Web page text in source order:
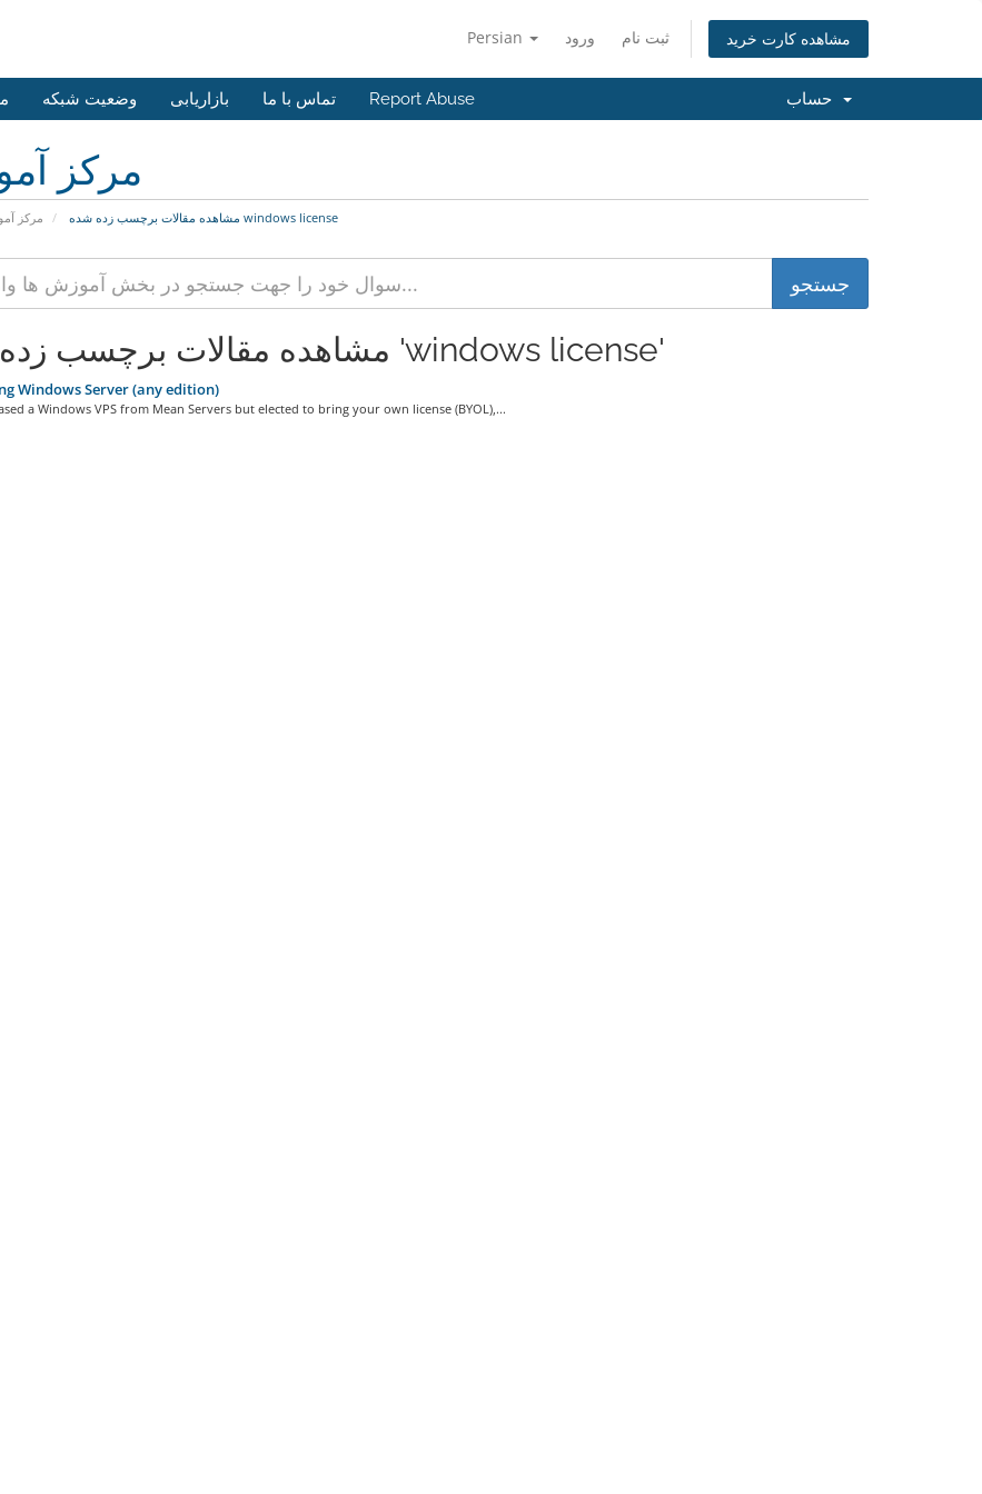
Persian ورود ثبت نام مشاهده کارت خرید
وضعیت شبکه بازاریابی تماس با ما Report Abuse
مرکز
مرکز مشاهده مقالات برچسب زده شده windows license
مشاهده مقالات برچسب زده شده 'windows license'
Windows Server (any edition)
a Windows VPS from Mean Servers but elected to bring your own license (BYOL),...